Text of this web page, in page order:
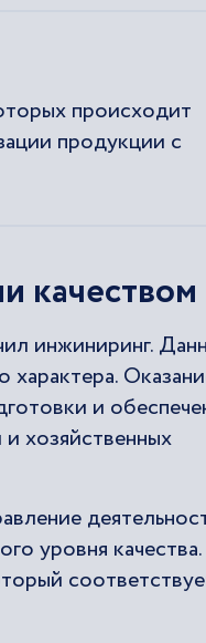
происходит
продукции с
качеством
инжиниринг.
характера.
и
хозяйственных
уровня качества.